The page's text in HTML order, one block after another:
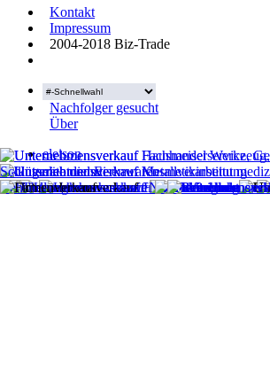
Kontakt
Impressum
2004-2018 Biz-Trade
Nachfolger gesucht
Über
eleison